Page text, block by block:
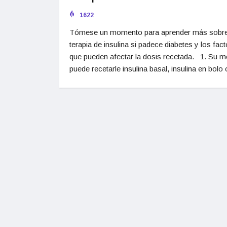
1622
Tómese un momento para aprender más
terapia de insulina si padece diabetes y los
que pueden afectar la dosis recetada. 1. Su
puede recetarle insulina basal, insulina en bolo